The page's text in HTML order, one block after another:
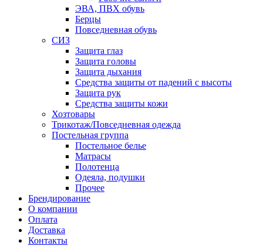
ЭВА, ПВХ обувь
Берцы
Повседневная обувь
СИЗ
Защита глаз
Защита головы
Защита дыхания
Средства защиты от падений с высоты
Защита рук
Средства защиты кожи
Хозтовары
Трикотаж/Повседневная одежда
Постельная группа
Постельное белье
Матрасы
Полотенца
Одеяла, подушки
Прочее
Брендирование
О компании
Оплата
Доставка
Контакты